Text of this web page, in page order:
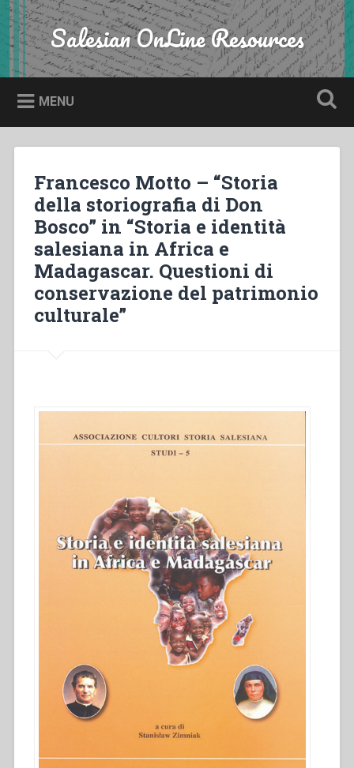
Skip
to
content
Search Salesian OnLine Resources
MENU
Francesco Motto – “Storia
della storiografia di Don
Bosco” in “Storia e identità
salesiana in Africa e
Madagascar. Questioni di
conservazione del patrimonio
culturale”